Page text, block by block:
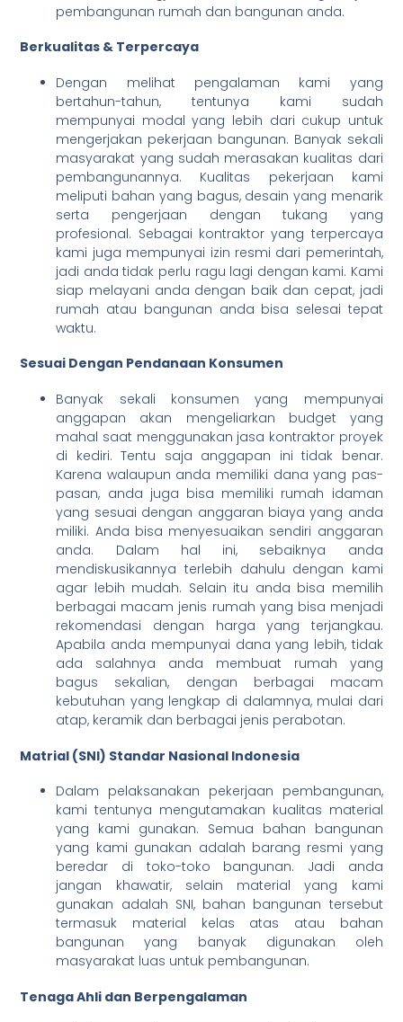
pembangunan rumah dan bangunan anda.
Berkualitas & Terpercaya
Dengan melihat pengalaman kami yang
bertahun-tahun, tentunya kami sudah
mempunyai modal yang lebih dari cukup untuk
mengerjakan pekerjaan bangunan. Banyak sekali
masyarakat yang sudah merasakan kualitas dari
pembangunannya. Kualitas pekerjaan kami
meliputi bahan yang bagus, desain yang menarik
serta pengerjaan dengan tukang yang
profesional. Sebagai kontraktor yang terpercaya
kami juga mempunyai izin resmi dari pemerintah,
jadi anda tidak perlu ragu lagi dengan kami. Kami
siap melayani anda dengan baik dan cepat, jadi
rumah atau bangunan anda bisa selesai tepat
waktu.
Sesuai Dengan Pendanaan Konsumen
Banyak sekali konsumen yang mempunyai
anggapan akan mengeliarkan budget yang
mahal saat menggunakan jasa kontraktor proyek
di kediri. Tentu saja anggapan ini tidak benar.
Karena walaupun anda memiliki dana yang pas-
pasan, anda juga bisa memiliki rumah idaman
yang sesuai dengan anggaran biaya yang anda
miliki. Anda bisa menyesuaikan sendiri anggaran
anda. Dalam hal ini, sebaiknya anda
mendiskusikannya terlebih dahulu dengan kami
agar lebih mudah. Selain itu anda bisa memilih
berbagai macam jenis rumah yang bisa menjadi
rekomendasi dengan harga yang terjangkau.
Apabila anda mempunyai dana yang lebih, tidak
ada salahnya anda membuat rumah yang
bagus sekalian, dengan berbagai macam
kebutuhan yang lengkap di dalamnya, mulai dari
atap, keramik dan berbagai jenis perabotan.
Matrial (SNI) Standar Nasional Indonesia
Dalam pelaksanakan pekerjaan pembangunan,
kami tentunya mengutamakan kualitas material
yang kami gunakan. Semua bahan bangunan
yang kami gunakan adalah barang resmi yang
beredar di toko-toko bangunan. Jadi anda
jangan khawatir, selain material yang kami
gunakan adalah SNI, bahan bangunan tersebut
termasuk material kelas atas atau bahan
bangunan yang banyak digunakan oleh
masyarakat luas untuk pembangunan.
Tenaga Ahli dan Berpengalaman